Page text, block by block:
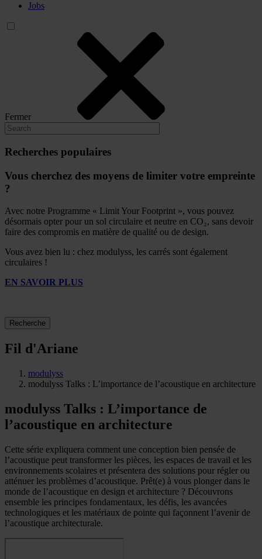
Jobs
Fermer
Recherches populaires
Vous cherchez des moyens de limiter votre empreinte
?
Avec notre Programme « Limit Your Footprint », vous pouvez
désormais opter pour un sol circulaire et neutre en CO₂, sans devoir
faire des compromis en matière de qualité ou de design.
Vous avez bien lu : chez modulyss, les carrés sont également
circulaires !
EN SAVOIR PLUS
Recherche
Fil d'Ariane
modulyss
modulyss Talks : L’importance de l’acoustique en architecture
modulyss Talks : L’importance de
l’acoustique en architecture
Cette série expliquera comment une conception bien pensée de
l’acoustique peut transformer les pièces, les espaces de travail et les
environnements scolaires et présentera des solutions pour régler ou
atténuer les problèmes d’acoustique. Prêt(e) à vous plonger dans le
monde de l’acoustique en design et architecture ? Découvrons
ensemble les principes fondamentaux, les défis, les avancées
technologiques et les matériaux de pointe qui façonnent l’avenir de
l’acoustique architecturale.